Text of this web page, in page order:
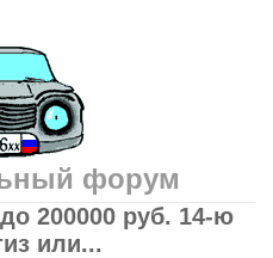
форум
200000 руб. 14-ю
или...